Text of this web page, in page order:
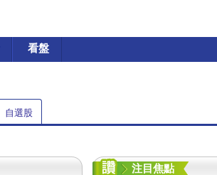
看盤
自選股
注目焦點